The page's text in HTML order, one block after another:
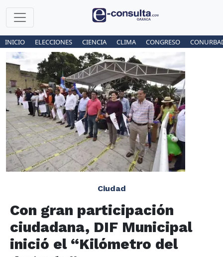
INICIO ELECCIONES CIENCIA CLIMA CONGRESO
Ciudad
Con gran participación
ciudadana, DIF Municipal
inició el “Kilómetro del